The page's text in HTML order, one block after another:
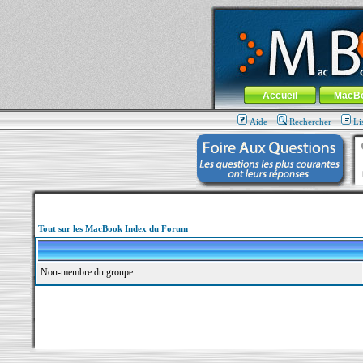
MacBook-fr.com : 100% Apple... 100%
Aller au contenu-Aller au menu
Menu général
Accueil
Aide Rechercher
Tout sur les MacBook Index du Forum
Non-membre du groupe